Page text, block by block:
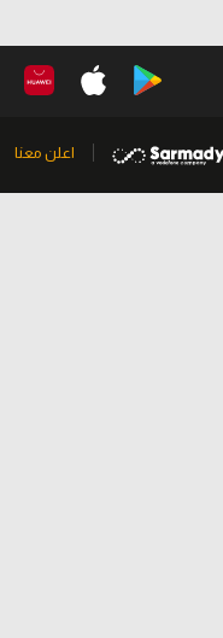
اعلن معنا